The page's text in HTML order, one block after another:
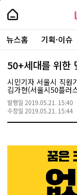
본
로
가
내
손
안
에
서
울
-
서
울
시
대
표
소
통
주
요
서
뉴스홈 기획·이슈
50+세대를 위한
시민기자 서울시 직원
김가현(서울시50플러
발행일 2019.05.21. 15:40
수정일 2019.05.21. 15:44
페
상
단
로